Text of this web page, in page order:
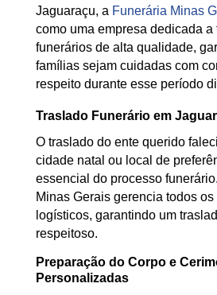
Jaguaraçu, a Funerária Minas
como uma empresa dedicada a
funerários de alta qualidade,
famílias sejam cuidadas com
respeito durante esse período
Traslado Funerário em
O traslado do ente querido
cidade natal ou local de
essencial do processo
Minas Gerais gerencia todos
logísticos, garantindo um
respeitoso.
Preparação do Corpo e
Personalizadas